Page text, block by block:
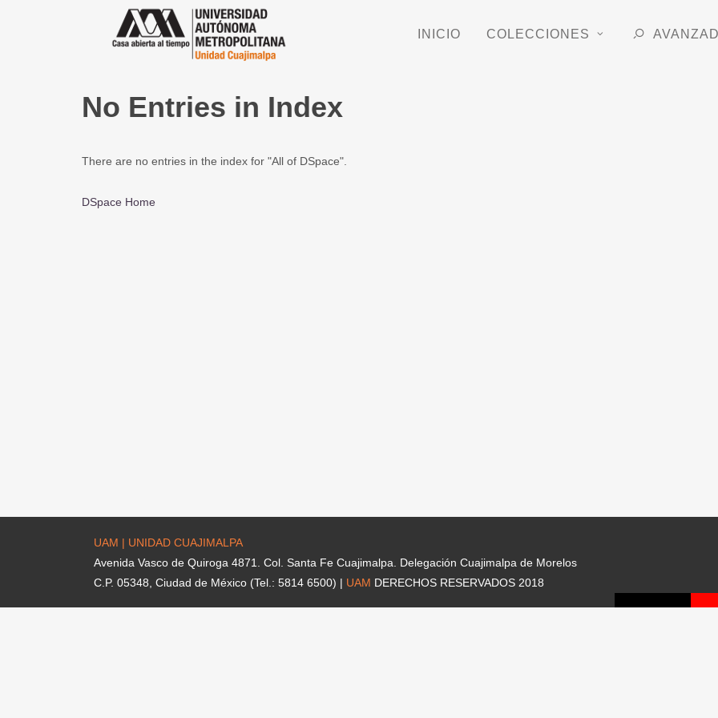
INICIO COLECCIONES
No Entries in Index
There are no entries in the index for "All of DSpace".
DSpace Home
UAM | UNIDAD CUAJIMALPA
Avenida Vasco de Quiroga 4871. Col. Santa Fe Cuajimalpa. Delegación Cuajimalpa de Morelos
C.P. 05348, Ciudad de México (Tel.: 5814 6500) | UAM DERECHOS RESERVADOS 2018